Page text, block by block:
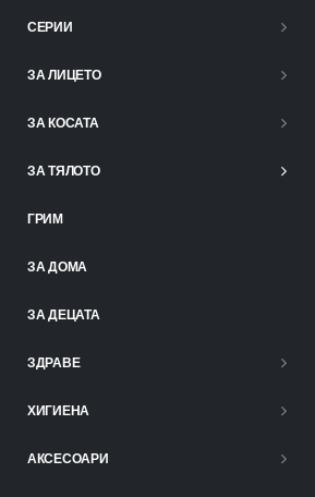
СЕРИИ
ЗА ЛИЦЕТО
ЗА КОСАТА
ЗА ТЯЛОТО
ГРИМ
ЗА ДОМА
ЗА ДЕЦАТА
ЗДРАВЕ
ХИГИЕНА
АКСЕСОАРИ